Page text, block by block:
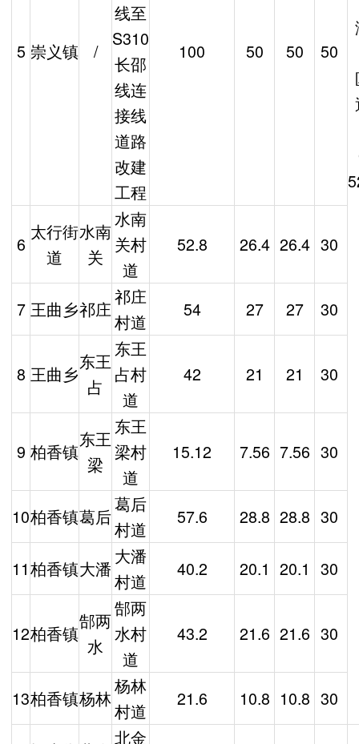
5 崇义镇 /
线至
S310
长邵
线连
接线
道路
改建
工程
100 50 50 50
6
太行街
道
水南
关
水南
关村
道
52.8 26.4 26.4 30
7 王曲乡祁庄
祁庄
村道
54 27 27 30
8 王曲乡
东王
占
东王
占村
道
42 21 21 30
9 柏香镇
东王
梁
东王
梁村
道
15.12 7.56 7.56 30
10柏香镇葛后
葛后
村道
57.6 28.8 28.8 30
11柏香镇大潘
大潘
村道
40.2 20.1 20.1 30
12柏香镇
郜两
水
郜两
水村
道
43.2 21.6 21.6 30
13柏香镇杨林
杨林
村道
21.6 10.8 10.8 30
北金